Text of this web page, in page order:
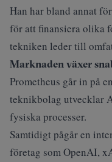
Han har bland annat
för att finansiera olika
tekniken leder till
Marknaden växer
Prometheus går in på
teknikbolag utvecklar
fysiska processer.
Samtidigt pågår en
företag som OpenAI,